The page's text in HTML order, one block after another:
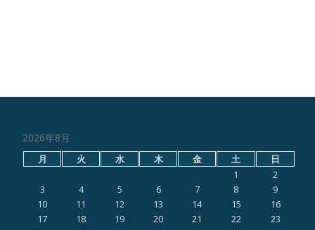
2026年8月
月 火 水 木 金 土
日
1
2
3
4 5 6 7 8
9
10
11 12 13 14 15
16
17
18 19 20 21 22
23